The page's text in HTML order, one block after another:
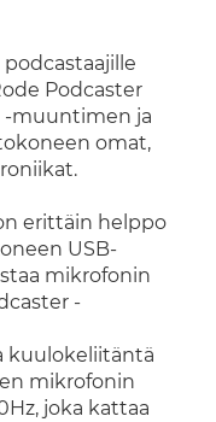
Podcaster
-muuntimen ja
omat,
erittäin helppo
USB-
mikrofonin
-
kuulokeliitäntä
mikrofonin
joka kattaa